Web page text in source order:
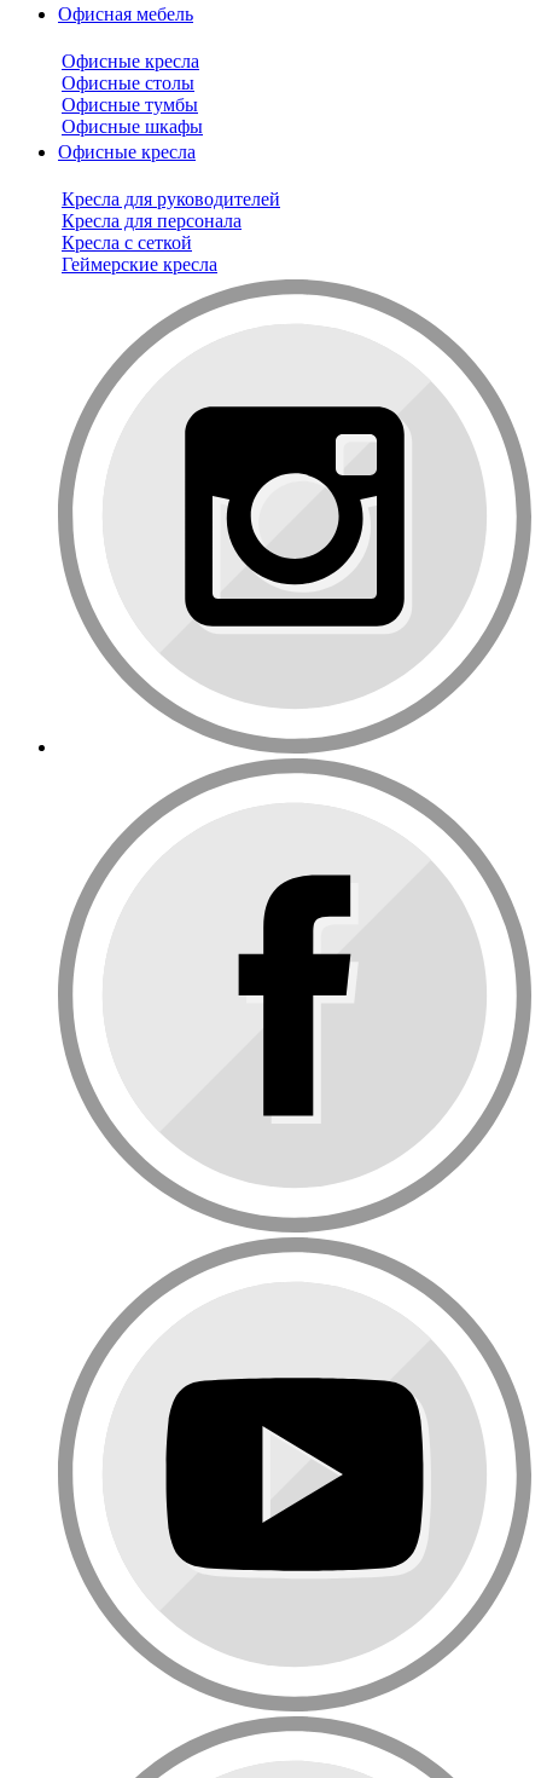
Офисная мебель
Офисные кресла
Офисные столы
Офисные тумбы
Офисные шкафы
Офисные кресла
Кресла для руководителей
Кресла для персонала
Кресла с сеткой
Геймерские кресла